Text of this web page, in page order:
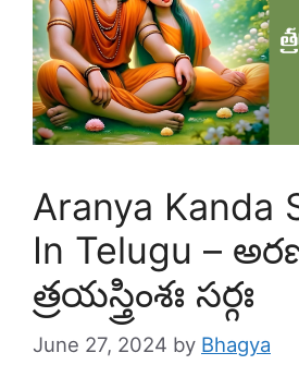
Aranya Kanda
In Telugu –
త్రయస్త్రింశః సర్గః
June 27, 2024 by Bhagya